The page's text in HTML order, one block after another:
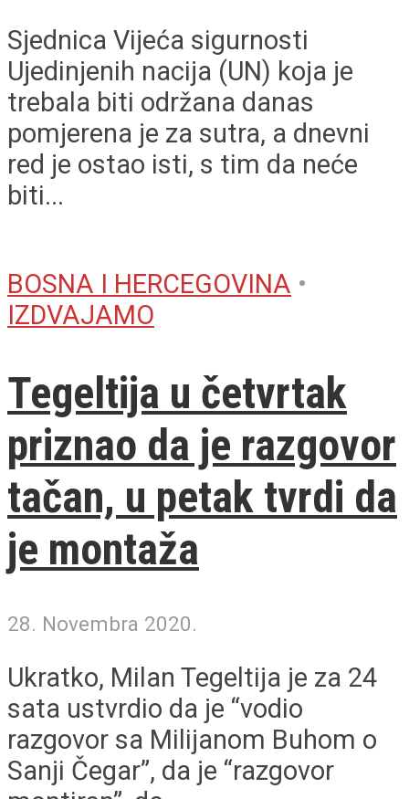
Sjednica Vijeća sigurnosti
Ujedinjenih nacija (UN) koja je
trebala biti održana danas
pomjerena je za sutra, a dnevni
red je ostao isti, s tim da neće
biti...
BOSNA I HERCEGOVINA •
IZDVAJAMO
Tegeltija u četvrtak
priznao da je razgovor
tačan, u petak tvrdi da
je montaža
28. Novembra 2020.
Ukratko, Milan Tegeltija je za 24
sata ustvrdio da je “vodio
razgovor sa Milijanom Buhom o
Sanji Čegar”, da je “razgovor